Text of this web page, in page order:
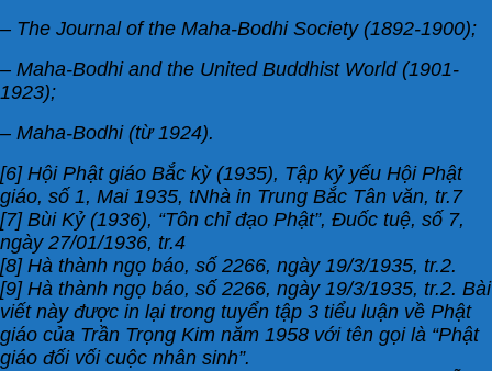
– The Journal of the Maha-Bodhi Society (1892-1900);
– Maha-Bodhi and the United Buddhist World (1901-
1923);
– Maha-Bodhi (từ 1924).
[6] Hội Phật giáo Bắc kỳ (1935), Tập kỷ yếu Hội Phật
giáo, số 1, Mai 1935, tNhà in Trung Bắc Tân văn, tr.7
[7] Bùi Kỷ (1936), “Tôn chỉ đạo Phật”, Đuốc tuệ, số 7,
ngày 27/01/1936, tr.4
[8] Hà thành ngọ báo, số 2266, ngày 19/3/1935, tr.2.
[9] Hà thành ngọ báo, số 2266, ngày 19/3/1935, tr.2. Bài
viết này được in lại trong tuyển tập 3 tiểu luận về Phật
giáo của Trần Trọng Kim năm 1958 với tên gọi là “Phật
giáo đối vối cuộc nhân sinh”.